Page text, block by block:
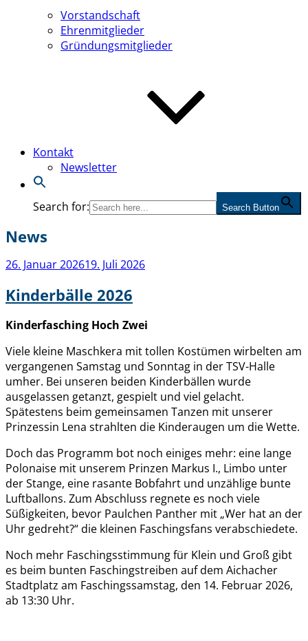
Vorstandschaft
Ehrenmitglieder
Gründungsmitglieder
Kontakt
Newsletter
Search for: Search Button
News
Veröffentlicht
26. Januar 202619. Juli 2026
Kinderbälle 2026
Kinderfasching Hoch Zwei
Viele kleine Maschkera mit tollen Kostümen wirbelten am
vergangenen Samstag und Sonntag in der TSV-Halle
umher. Bei unseren beiden Kinderbällen wurde
ausgelassen getanzt, gespielt und viel gelacht.
Spätestens beim gemeinsamen Tanzen mit unserer
Prinzessin Lena strahlten die Kinderaugen um die Wette.
Doch das Programm bot noch einiges mehr: eine lange
Polonaise mit unserem Prinzen Markus I., Limbo unter
der Stange, eine rasante Bobfahrt und unzählige bunte
Luftballons. Zum Abschluss regnete es noch viele
Süßigkeiten, bevor Paulchen Panther mit „Wer hat an der
Uhr gedreht?“ die kleinen Faschingsfans verabschiedete.
Noch mehr Faschingsstimmung für Klein und Groß gibt
es beim bunten Faschingstreiben auf dem Aichacher
Stadtplatz am Faschingssamstag, den 14. Februar 2026,
ab 13:30 Uhr.